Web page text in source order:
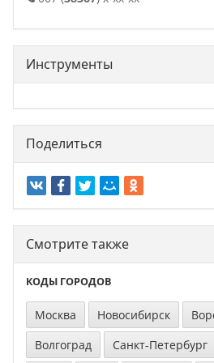
Инструменты
Поделиться
Смотрите также
КОДЫ ГОРОДОВ
Москва Новосибирск
Волгоград
Санкт-Петербург